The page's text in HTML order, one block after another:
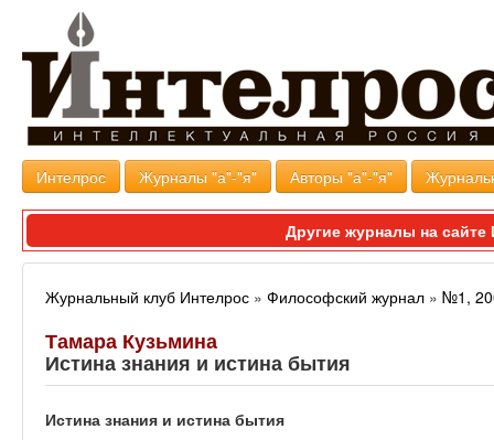
Интелрос Журналы "а"-"я" Авторы "а"-"я"
Другие журналы на
Журнальный клуб Интелрос » Философский журнал » №1,
Тамара Кузьмина
Истина знания и истина бытия
Истина знания и истина бытия